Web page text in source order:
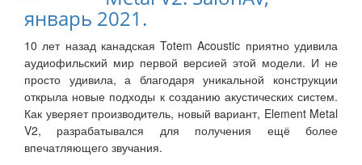
январь 2021.
10 лет назад канадская Totem Acoustic приятно удивила
аудиофильский мир первой версией этой модели. И не
просто удивила, а благодаря уникальной конструкции
открыла новые подходы к созданию акустических систем.
Как уверяет производитель, новый вариант, Element Metal
V2, разрабатывался для получения ещё более
впечатляющего звучания.